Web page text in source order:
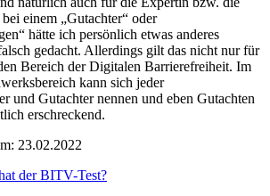
einem „Gutachter“ oder
hätte ich persönlich etwas anderes
gedacht. Allerdings gilt das nicht nur für
Bereich der Digitalen Barrierefreiheit. Im
kann sich jeder
und Gutachter nennen und eben Gutachten
erschreckend.
23.02.2022
der BITV-Test?